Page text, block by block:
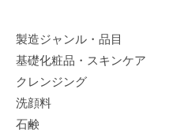
製造ジャンル・品目
基礎化粧品・スキンケア
クレンジング
洗顔料
石鹸